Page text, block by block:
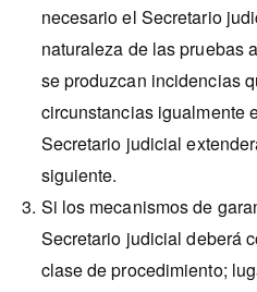
necesario el Secretario
naturaleza de las pruebas
se produzcan incidencias
circunstancias igualmente
Secretario judicial
siguiente.
Si los mecanismos de
Secretario judicial deberá
clase de procedimiento;